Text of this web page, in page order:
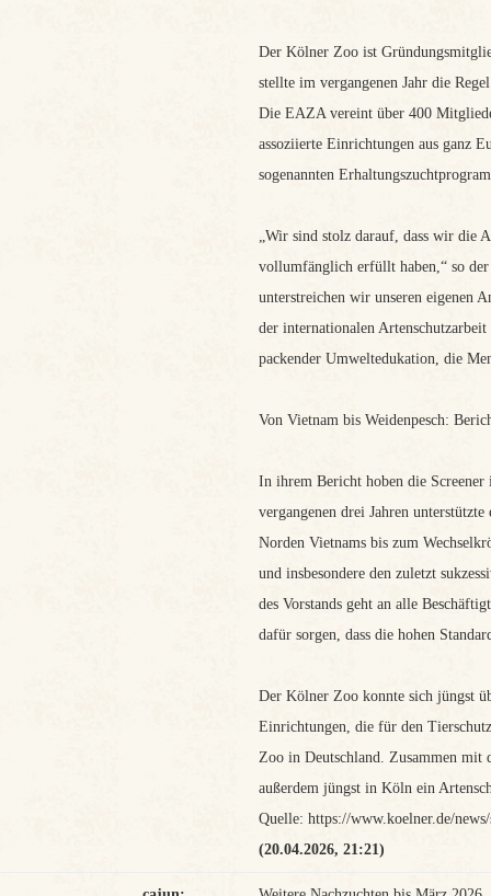
Der Kölner Zoo ist
stellte im vergangenen Jahr die
Die EAZA vereint über 400
assoziierte Einrichtungen aus ganz
sogenannten
„Wir sind stolz darauf, dass wir die
vollumfänglich erfüllt haben,“ so
unterstreichen wir unseren eigenen
der internationalen
packender Umweltedukation, die
Von Vietnam bis Weidenpesch:
In ihrem Bericht hoben die
vergangenen drei Jahren
Norden Vietnams bis zum
und insbesondere den zuletzt
des Vorstands geht an alle
dafür sorgen, dass die hohen
Der Kölner Zoo konnte sich jüngst
Einrichtungen, die für den
Zoo in Deutschland. Zusammen mit
außerdem jüngst in Köln ein
Quelle: https://www.koelner.de/
(20.04.2026, 21:21)